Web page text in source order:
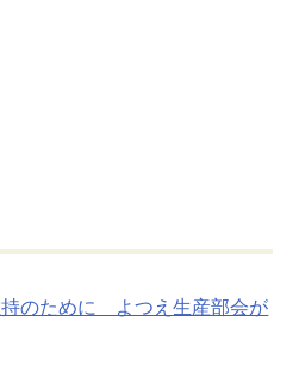
のために よつえ生産部会が